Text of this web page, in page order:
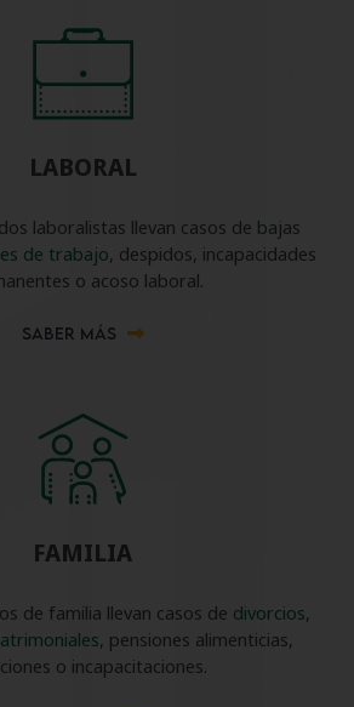
LABORAL
laboralistas llevan casos de bajas
de trabajo, despidos, incapacidades
o acoso laboral.
SABER MÁS
FAMILIA
de familia llevan casos de divorcios,
, pensiones alimenticias,
o incapacitaciones.